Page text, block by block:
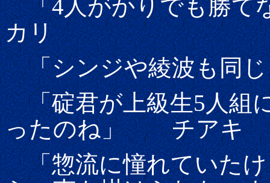
「4人がかりでも勝
カリ
「シンジや綾波も同じ
「碇君が上級生5人組
ったのね」 チアキ
「惣流に憧れていたけ